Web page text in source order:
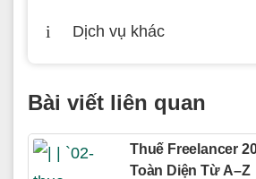
Dịch vụ khác
Bài viết liên quan
Thuế Freelancer
Toàn Diện Từ A–Z